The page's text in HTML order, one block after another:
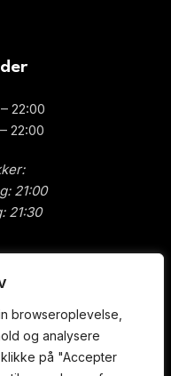
browseroplevelse,
og analysere
på "Accepter
22:00
22:00
21:00
21:30